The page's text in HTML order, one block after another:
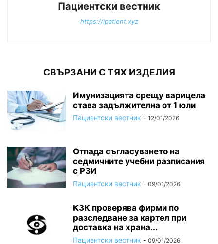
Пациентски вестник
https://ipatient.xyz
СВЪРЗАНИ С ТЯХ ИЗДЕЛИЯ
Имунизацията срещу варицела
става задължителна от 1 юли
Пациентски вестник - 12/01/2026
Отпада съгласуването на
седмичните учебни разписания
с РЗИ
Пациентски вестник - 09/01/2026
КЗК проверява фирми по
разследване за картел при
доставка на храна...
Пациентски вестник - 09/01/2026